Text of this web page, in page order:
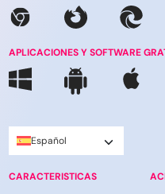
APLICACIONES Y SOFTWARE
Español
CARACTERISTICAS